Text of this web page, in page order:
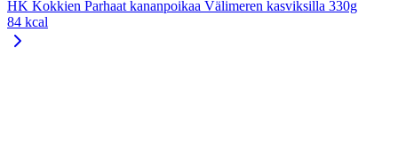
HK Kokkien Parhaat kananpoikaa Välimeren kasviksilla 330g
84 kcal